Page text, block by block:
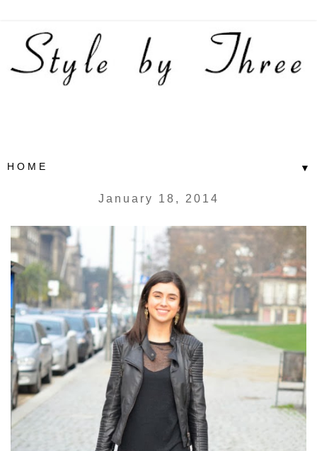
▼
January 18, 2014